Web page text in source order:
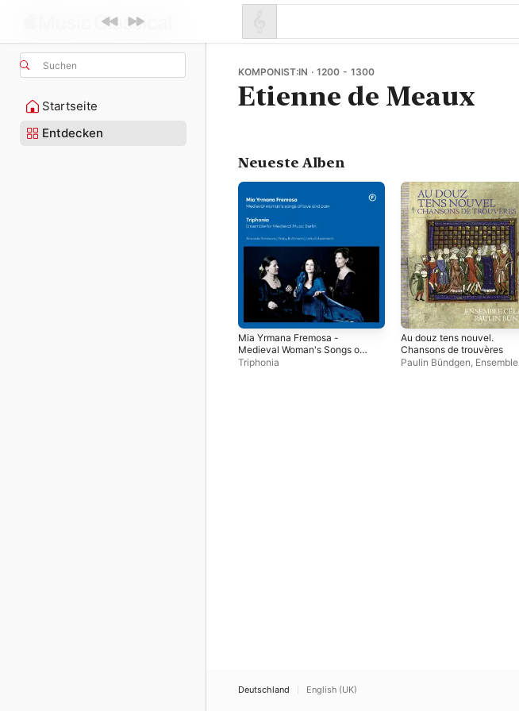
Suchen
Startseite
Entdecken
KOMPONIST:IN · 1200 - 1300
Etienne de Meaux
Neueste Alben
Mia Yrmana Fremosa -
Medieval Woman's Songs of
Love and Pain (Re-Issue)
Triphonia
Au douz tens nouvel.
Chansons de trouvères
Paulin Bündgen Ensemble
Deutschland English (UK)